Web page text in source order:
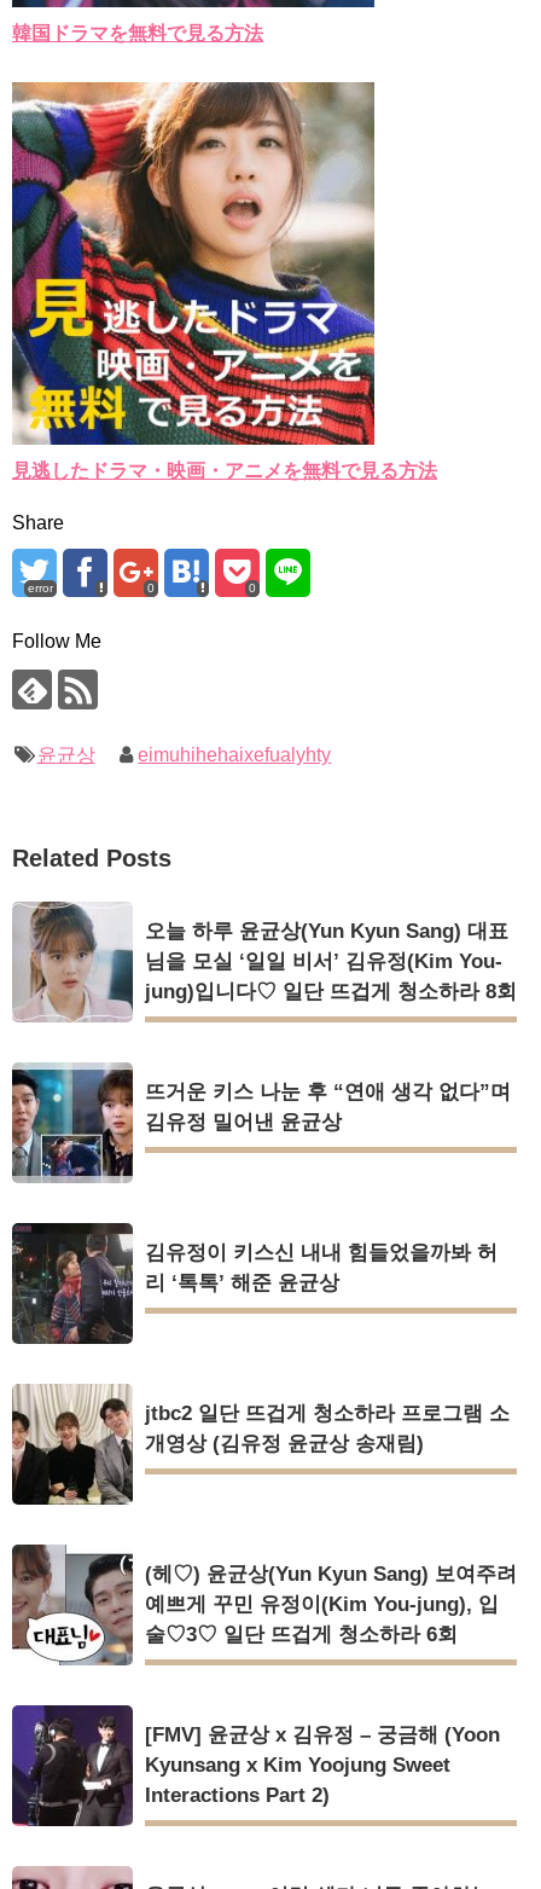
韓国ドラマを無料で見る方法
見逃したドラマ・映画・アニメを無料で見る方法
Share
error 0 0
Follow Me
윤균상 eimuhihehaixefualyhty
Related Posts
오늘 하루 윤균상(Yun Kyun Sang) 대표
님을 모실 ‘일일 비서’ 김유정(Kim You-
jung)입니다♡ 일단 뜨겁게 청소하라 8회
뜨거운 키스 나눈 후 “연애 생각 없다”며
김유정 밀어낸 윤균상
김유정이 키스신 내내 힘들었을까봐 허
리 ‘톡톡’ 해준 윤균상
jtbc2 일단 뜨겁게 청소하라 프로그램 소
개영상 (김유정 윤균상 송재림)
(헤♡) 윤균상(Yun Kyun Sang) 보여주려
예쁘게 꾸민 유정이(Kim You-jung), 입
술♡3♡ 일단 뜨겁게 청소하라 6회
[FMV] 윤균상 x 김유정 – 궁금해 (Yoon
Kyunsang x Kim Yoojung Sweet
Interactions Part 2)